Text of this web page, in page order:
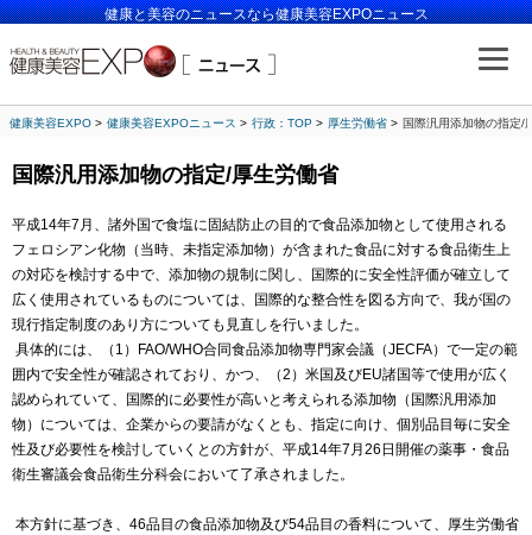
健康と美容のニュースなら健康美容EXPOニュース
健康美容EXPO 健康美容EXPOニュース 行政：TOP 厚生労働省 国際汎用添加物の指定/
国際汎用添加物の指定/厚生労働省
平成14年7月、諸外国で食塩に固結防止の目的で食品添加物として使用される
フェロシアン化物（当時、未指定添加物）が含まれた食品に対する食品衛生上
の対応を検討する中で、添加物の規制に関し、国際的に安全性評価が確立して
広く使用されているものについては、国際的な整合性を図る方向で、我が国の
現行指定制度のあり方についても見直しを行いました。
具体的には、（1）FAO/WHO合同食品添加物専門家会議（JECFA）で一定の範
囲内で安全性が確認されており、かつ、（2）米国及びEU諸国等で使用が広く
認められていて、国際的に必要性が高いと考えられる添加物（国際汎用添加
物）については、企業からの要請がなくとも、指定に向け、個別品目毎に安全
性及び必要性を検討していくとの方針が、平成14年7月26日開催の薬事・食品
衛生審議会食品衛生分科会において了承されました。
本方針に基づき、46品目の食品添加物及び54品目の香料について、厚生労働省